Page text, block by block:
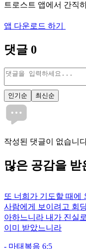
트로스트 앱에서 간직
앱 다운로드 하기
댓글 0
인기순
최신순
작성된 댓글이 없습니
많은 공감을 받
또 너희가 기도할 때에
사람에게 보이려고 회
아하느니라 내가 진실
이미 받았느니라
- 마태복음 6:5